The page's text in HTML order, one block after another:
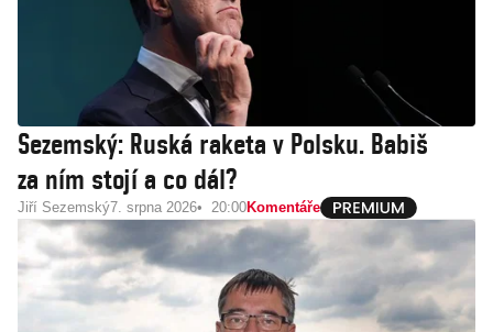
Sezemský: Ruská raketa v Polsku. Babiš
za ním stojí a co dál?
Jiří Sezemský7. srpna 2026 20:00Komentáře